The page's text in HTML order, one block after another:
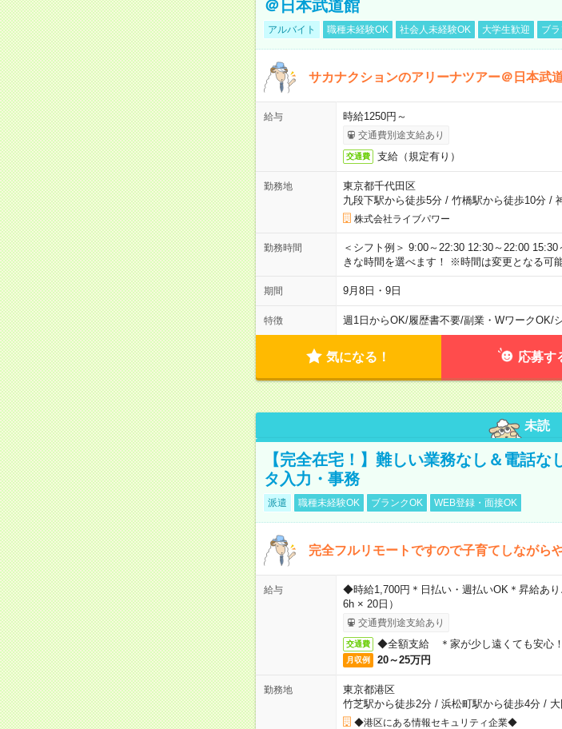
＠日本武道館
アルバイト 職種未経験OK 社会人未経験OK 大学生歓迎 ブ
サカナクションのアリーナツアー＠日本武
給与 時給1250円～
交通費別途支給あり
交通費 支給（規定有り）
勤務地
東京都千代田区
九段下駅から徒歩5分/ 竹橋駅から徒歩10分/
株式会社ライブパワー
勤務時間
＜シフト例＞ 9:00～22:30 12:30～22:00
きな時間を選べます！ ※時間は変更となる可
期間 9月8日・9日
特徴 週1日からOK/履歴書不要/副業・WワークOK/
気になる！ 応募す
未読
【完全在宅！】難しい業務なし＆電話
タ入力・事務
派遣 職種未経験OK ブランクOK WEB登録・面接OK
完全フルリモートですので子育てしながら
給与
◆時給1,700円＊日払い・週払いOK＊昇給あ
6h × 20日）
交通費別途支給あり
交通費 ◆全額支給 ＊家が少し遠くても安心！
月収例 20～25万円
勤務地
東京都港区
竹芝駅から徒歩2分/ 浜松町駅から徒歩4分/
◆港区にある情報セキュリティ企業◆